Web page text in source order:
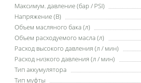
Максимум. давление (бар / PSI)
Напряжение (В)
Объем масляного бака (л)
Объем расходуемого масла (л)
Расход высокого давления (л / мин)
Расход низкого давления (л / мин)
Тип аккумулятора
Тип муфты